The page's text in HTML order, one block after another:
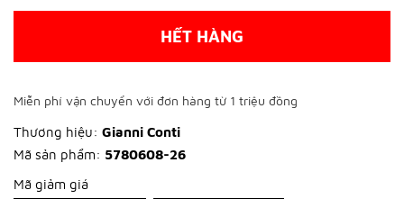
HẾT HÀNG
Miễn phí vận chuyển với đơn hàng từ 1 triệu đồng
Thương hiệu: Gianni Conti
Mã sản phẩm: 5780608-26
Mã giảm giá